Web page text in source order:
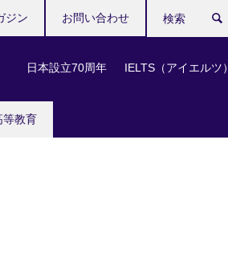
等教育
日本設立70周年 IELTS（アイエルツ）
ジン お問い合わせ